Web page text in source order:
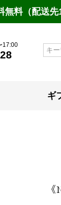
料（配送先
17:00
ギ